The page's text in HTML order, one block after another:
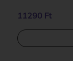
11290 Ft